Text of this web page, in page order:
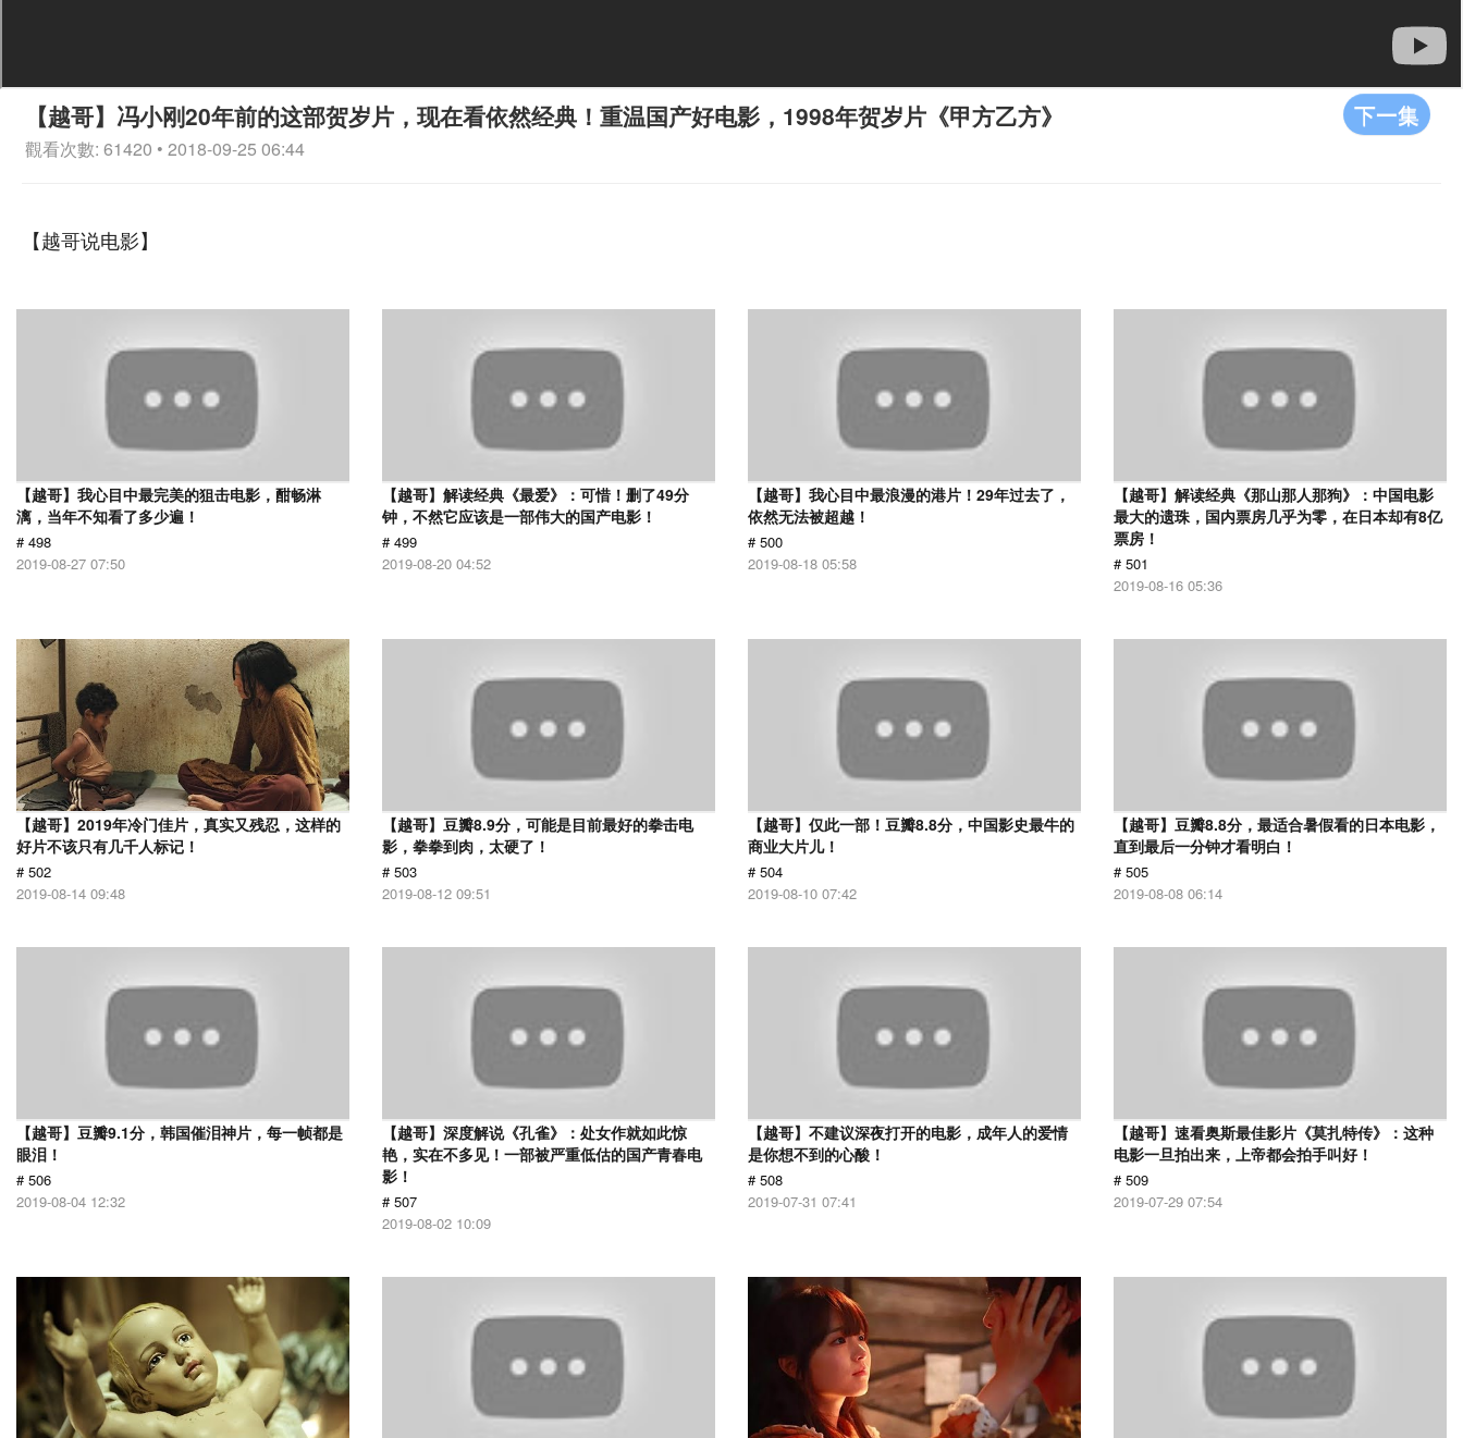
下一集
【越哥】冯小刚20年前的这部贺岁片，现在看依然经典！重温国产好电影，1998年贺岁片《甲方乙方》
觀看次數: 61420 • 2018-09-25 06:44
【越哥说电影】
【越哥】我心目中最完美的狙击电影，酣畅淋
漓，当年不知看了多少遍！
# 498
2019-08-27 07:50
【越哥】解读经典《最爱》：可惜！删了49分
钟，不然它应该是一部伟大的国产电影！
# 499
2019-08-20 04:52
【越哥】我心目中最浪漫的港片！29年过去了，
依然无法被超越！
# 500
2019-08-18 05:58
【越哥】解读经典《那山那人那狗》：中国电影
最大的遗珠，国内票房几乎为零，在日本却有8亿
票房！
# 501
2019-08-16 05:36
【越哥】2019年冷门佳片，真实又残忍，这样的
好片不该只有几千人标记！
# 502
2019-08-14 09:48
【越哥】豆瓣8.9分，可能是目前最好的拳击电
影，拳拳到肉，太硬了！
# 503
2019-08-12 09:51
【越哥】仅此一部！豆瓣8.8分，中国影史最牛的
商业大片儿！
# 504
2019-08-10 07:42
【越哥】豆瓣8.8分，最适合暑假看的日本电影，
直到最后一分钟才看明白！
# 505
2019-08-08 06:14
【越哥】豆瓣9.1分，韩国催泪神片，每一帧都是
眼泪！
# 506
2019-08-04 12:32
【越哥】深度解说《孔雀》：处女作就如此惊
艳，实在不多见！一部被严重低估的国产青春电
影！
# 507
2019-08-02 10:09
【越哥】不建议深夜打开的电影，成年人的爱情
是你想不到的心酸！
# 508
2019-07-31 07:41
【越哥】速看奥斯最佳影片《莫扎特传》：这种
电影一旦拍出来，上帝都会拍手叫好！
# 509
2019-07-29 07:54